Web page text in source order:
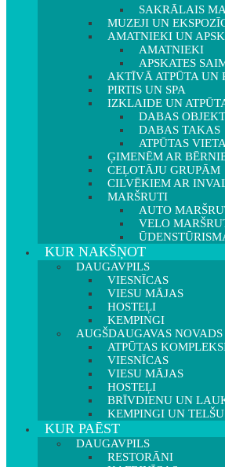
SAKRĀLAIS
MUZEJI UN
AMATNIEKI UN
AMATNIEKI
APSKATES
AKTĪVĀ ATPŪTA UN
PIRTIS UN SPA
IZKLAIDE UN
DABAS
DABAS TAKAS
ATPŪTAS
ĢIMENĒM AR
CEĻOTĀJU GRUPĀM
CILVĒKIEM AR
MARŠRUTI
AUTO
VELO
KUR NAKŠŅOT
DAUGAVPILS
VIESNĪCAS
VIESU MĀJAS
HOSTEĻI
KEMPINGI
AUGŠDAUGAVAS NOVADS
ATPŪTAS
VIESNĪCAS
VIESU MĀJAS
HOSTEĻI
BRĪVDIENU UN
KEMPINGI UN
KUR PAĒST
DAUGAVPILS
RESTORĀNI